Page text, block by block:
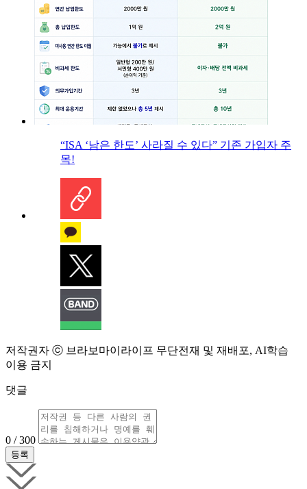
“ISA ‘남은 한도’ 사라질 수 있다” 기존 가입자 주
목!
저작권자 ⓒ 브라보마이라이프 무단전재 및 재배포, AI학습
이용 금지
댓글
0 / 300